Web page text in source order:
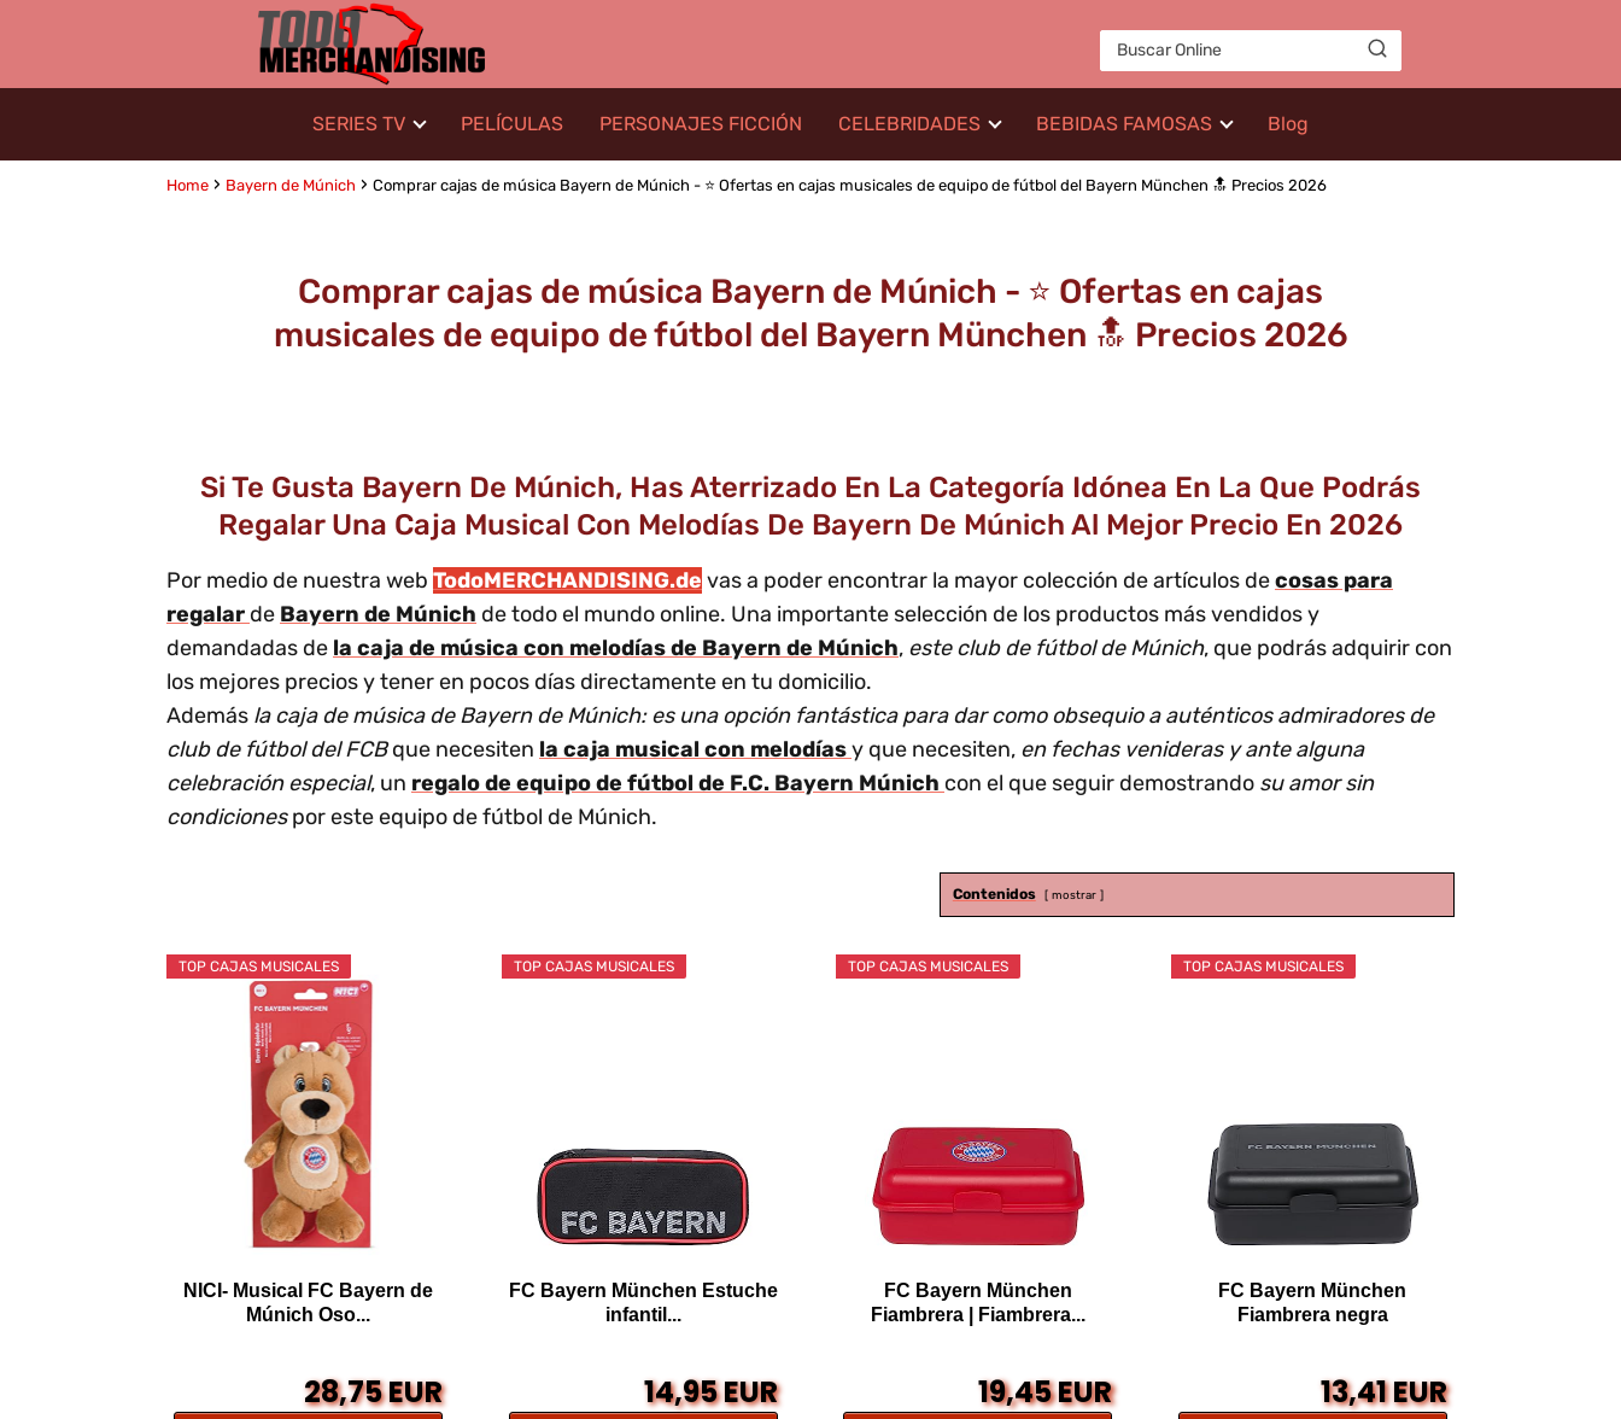
SERIES TV PELÍCULAS PERSONAJES FICCIÓN CELEBRIDADES BEBIDAS FAMOSAS Blog
Home Bayern de Múnich Comprar cajas de música Bayern de Múnich - ⭐️ Ofertas en cajas musicales de equipo de fútbol del Bayern München 🔝 Precios 2026
Comprar cajas de música Bayern de Múnich - ⭐️ Ofertas en cajas
musicales de equipo de fútbol del Bayern München 🔝 Precios 2026
Si Te Gusta Bayern De Múnich, Has Aterrizado En La Categoría Idónea En La Que Podrás
Regalar Una Caja Musical Con Melodías De Bayern De Múnich Al Mejor Precio En 2026
Por medio de nuestra web TodoMERCHANDISING.de vas a poder encontrar la mayor colección de artículos decosas para
regalar de Bayern de Múnich de todo el mundo online. Una importante selección de los productos más vendidos y
demandadas de la caja de música con melodías de Bayern de Múnich, este club de fútbol de Múnich, que podrás adquirir con
los mejores precios y tener en pocos días directamente en tu domicilio.
Además la caja de música de Bayern de Múnich: es una opción fantástica para dar como obsequio a auténticos admiradores de
club de fútbol del FCBque necesiten la caja musical con melodíasy que necesiten, en fechas venideras y ante alguna
celebración especial, un regalo de equipo de fútbol de F.C. Bayern Múnich con el que seguir demostrando su amor sin
condicionespor este equipo de fútbol de Múnich.
Contenidos mostrar
TOP CAJAS MUSICALES
NICI- Musical FC Bayern de
Múnich Oso...
28,75 EUR
TOP CAJAS MUSICALES
FC Bayern München Estuche
infantil...
14,95 EUR
TOP CAJAS MUSICALES
FC Bayern München
Fiambrera | Fiambrera...
19,45 EUR
TOP CAJAS MUSICALES
FC Bayern München
Fiambrera negra
13,41 EUR